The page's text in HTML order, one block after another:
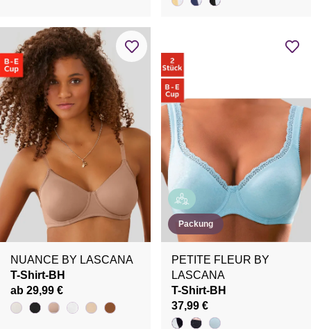
NUANCE BY LASCANA
T-Shirt-BH
ab 29,99 €
Packung
PETITE FLEUR BY
LASCANA
T-Shirt-BH
37,99 €